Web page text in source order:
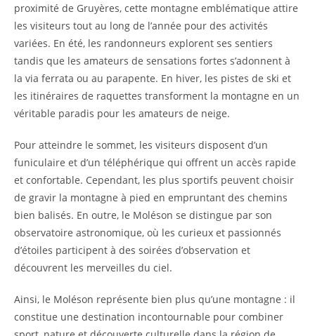
proximité de Gruyères, cette montagne emblématique attire
les visiteurs tout au long de l’année pour des activités
variées. En été, les randonneurs explorent ses sentiers
tandis que les amateurs de sensations fortes s’adonnent à
la via ferrata ou au parapente. En hiver, les pistes de ski et
les itinéraires de raquettes transforment la montagne en un
véritable paradis pour les amateurs de neige.
Pour atteindre le sommet, les visiteurs disposent d’un
funiculaire et d’un téléphérique qui offrent un accès rapide
et confortable. Cependant, les plus sportifs peuvent choisir
de gravir la montagne à pied en empruntant des chemins
bien balisés. En outre, le Moléson se distingue par son
observatoire astronomique, où les curieux et passionnés
d’étoiles participent à des soirées d’observation et
découvrent les merveilles du ciel.
Ainsi, le Moléson représente bien plus qu’une montagne : il
constitue une destination incontournable pour combiner